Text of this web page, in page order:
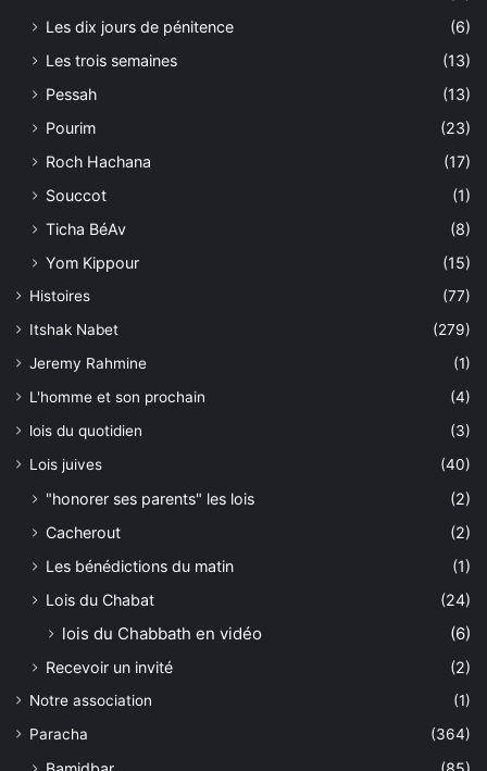
Les dix jours de pénitence
(6)
Les trois semaines
(13)
Pessah
(13)
Pourim
(23)
Roch Hachana
(17)
Souccot
(1)
Ticha BéAv
(8)
Yom Kippour
(15)
Histoires
(77)
Itshak Nabet
(279)
Jeremy Rahmine
(1)
L'homme et son prochain
(4)
lois du quotidien
(3)
Lois juives
(40)
"honorer ses parents" les lois
(2)
Cacherout
(2)
Les bénédictions du matin
(1)
Lois du Chabat
(24)
lois du Chabbath en vidéo (6)
Recevoir un invité (2)
Notre association
(1)
Paracha
(364)